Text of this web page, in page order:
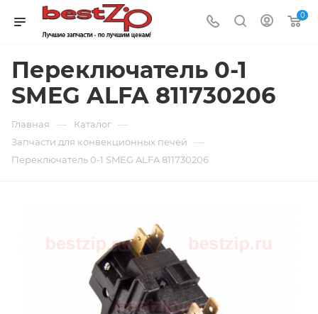
0
Переключатель 0-1
SMEG ALFA 811730206
Главная — Каталог —
Запчасти для конвекционных печей —
Переключатель 0-1 SMEG ALFA 811730206